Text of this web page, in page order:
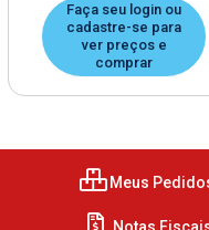
Faça seu login ou
cadastre-se para
ver preços e
comprar
Meus